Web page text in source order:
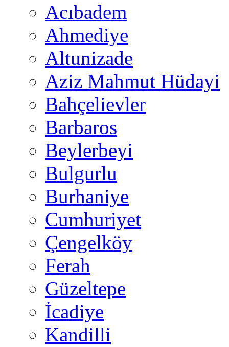
Acıbadem
Ahmediye
Altunizade
Aziz Mahmut Hüdayi
Bahçelievler
Barbaros
Beylerbeyi
Bulgurlu
Burhaniye
Cumhuriyet
Çengelköy
Ferah
Güzeltepe
İcadiye
Kandilli